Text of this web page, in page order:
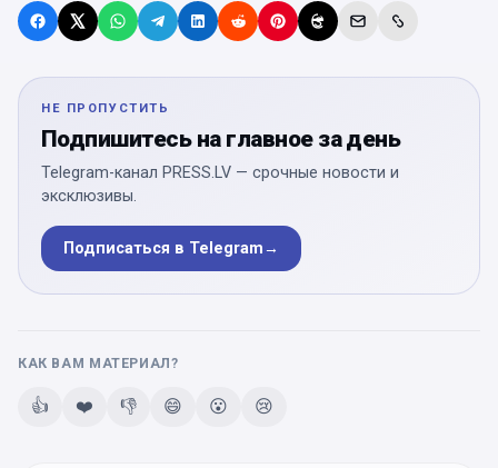
НЕ ПРОПУСТИТЬ
Подпишитесь на главное за день
Telegram-канал PRESS.LV — срочные новости и
эксклюзивы.
Подписаться в Telegram→
КАК ВАМ МАТЕРИАЛ?
👍 ❤️ 👎 😄 😮 😢